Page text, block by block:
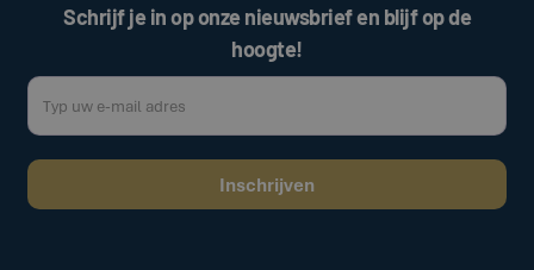
Schrijf je in op onze nieuwsbrief en blijf op de
hoogte!